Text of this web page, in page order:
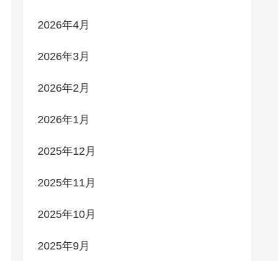
2026年4月
2026年3月
2026年2月
2026年1月
2025年12月
2025年11月
2025年10月
2025年9月